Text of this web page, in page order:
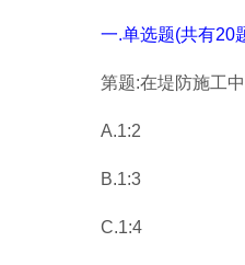
一.单选题(共有20
第题:在堤防施工
A.1:2
B.1:3
C.1:4